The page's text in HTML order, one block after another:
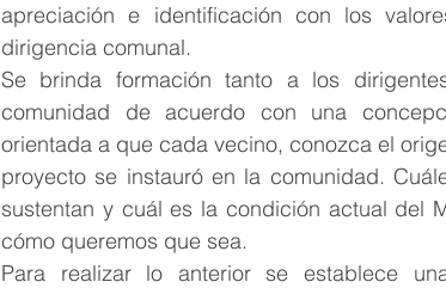
apreciación e identificación con los
dirigencia comunal.
Se brinda formación tanto a los
comunidad de acuerdo con una
orientada a que cada vecino, conozca el
proyecto se instauró en la comunidad.
sustentan y cuál es la condición actual del
cómo queremos que sea.
Para realizar lo anterior se establece